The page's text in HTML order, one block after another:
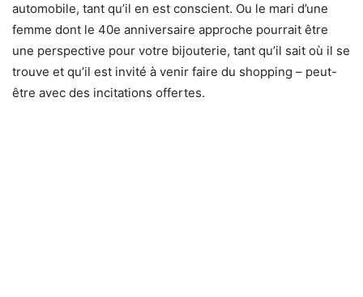
automobile, tant qu’il en est conscient. Ou le mari d’une
femme dont le 40e anniversaire approche pourrait être
une perspective pour votre bijouterie, tant qu’il sait où il se
trouve et qu’il est invité à venir faire du shopping – peut-
être avec des incitations offertes.